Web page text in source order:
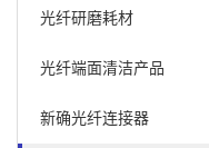
光纤研磨耗材
光纤端面清洁产品
新确光纤连接器